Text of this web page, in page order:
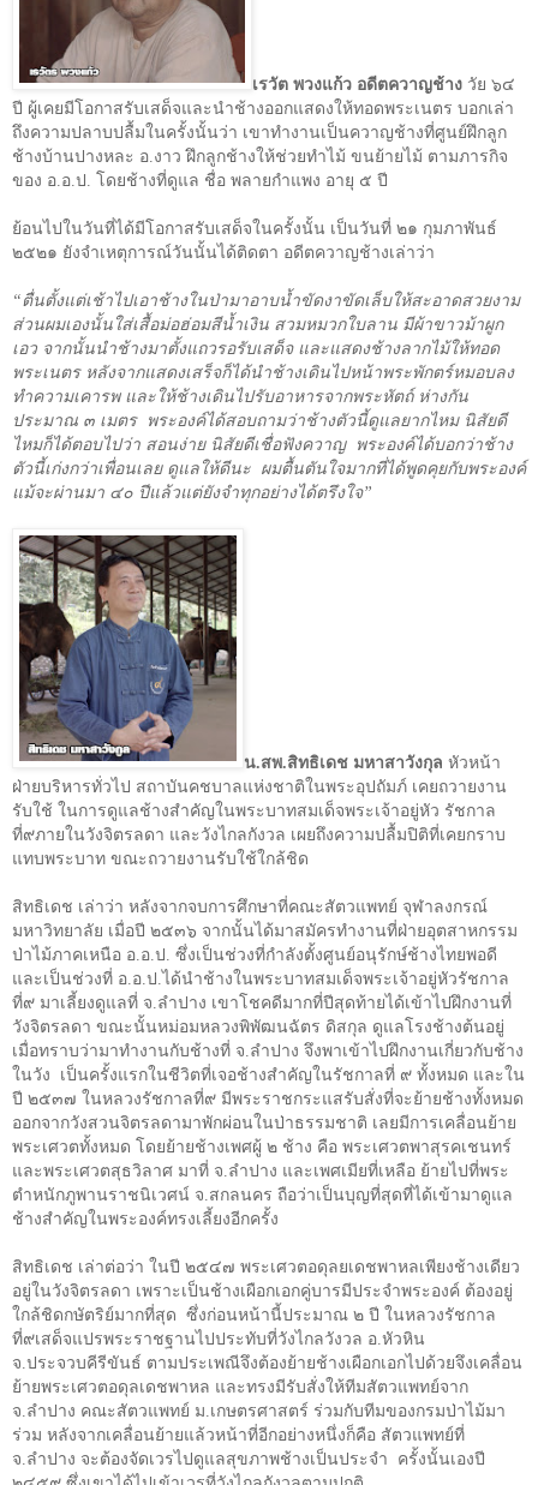
เรวัต พวงแก้ว อดีตควาญช้าง วัย ๖๔
ปี ผู้เคยมีโอกาสรับเสด็จและนำช้างออกแสดงให้ทอดพระเนตร บอกเล่า
ถึงความปลาบปลื้มในครั้งนั้นว่า เขาทำงานเป็นควาญช้างที่ศูนย์ฝึกลูก
ช้างบ้านปางหละ อ.งาว ฝึกลูกช้างให้ช่วยทำไม้ ขนย้ายไม้ ตามภารกิจ
ของ อ.อ.ป. โดยช้างที่ดูแล ชื่อ พลายกำแพง อายุ ๕ ปี
ย้อนไปในวันที่ได้มีโอกาสรับเสด็จในครั้งนั้น เป็นวันที่ ๒๑ กุมภาพันธ์
๒๕๒๑ ยังจำเหตุการณ์วันนั้นได้ติดตา อดีตควาญช้างเล่าว่า
“ตื่นตั้งแต่เช้าไปเอาช้างในป่ามาอาบน้ำขัดงาขัดเล็บให้สะอาดสวยงาม
ส่วนผมเองนั้นใส่เสื้อม่อฮ่อมสีน้ำเงิน สวมหมวกใบลาน มีผ้าขาวม้าผูก
เอว จากนั้นนำช้างมาตั้งแถวรอรับเสด็จ และแสดงช้างลากไม้ให้ทอด
พระเนตร หลังจากแสดงเสร็จก็ได้นำช้างเดินไปหน้าพระพักตร์หมอบลง
ทำความเคารพ และให้ช้างเดินไปรับอาหารจากพระหัตถ์ ห่างกัน
ประมาณ ๓ เมตร
พระองค์ได้สอบถามว่าช้างตัวนี้ดูแลยากไหม นิสัยดี
ไหมก็ได้ตอบไปว่า สอนง่าย นิสัยดีเชื่อฟังควาญ
พระองค์ได้บอกว่าช้าง
ตัวนี้เก่งกว่าเพื่อนเลย ดูแลให้ดีนะ ผมตื้นตันใจมากที่ได้พูดคุยกับพระองค์
แม้จะผ่านมา ๔๐ ปีแล้วแต่ยังจำทุกอย่างได้ตรึงใจ”
น.สพ.สิทธิเดช มหาสาวังกุล หัวหน้า
ฝ่ายบริหารทั่วไป สถาบันคชบาลแห่งชาติในพระอุปถัมภ์ เคยถวายงาน
รับใช้ ในการดูแลช้างสำคัญในพระบาทสมเด็จพระเจ้าอยู่หัว รัชกาล
ที่๙ภายในวังจิตรลดา และวังไกลกังวล เผยถึงความปลื้มปิติที่เคยกราบ
แทบพระบาท ขณะถวายงานรับใช้ใกล้ชิด
สิทธิเดช เล่าว่า หลังจากจบการศึกษาที่คณะสัตวแพทย์ จุฬาลงกรณ์
มหาวิทยาลัย เมื่อปี ๒๕๓๖ จากนั้นได้มาสมัครทำงานที่ฝ่ายอุตสาหกรรม
ป่าไม้ภาคเหนือ อ.อ.ป. ซึ่งเป็นช่วงที่กำลังตั้งศูนย์อนุรักษ์ช้างไทยพอดี
และเป็นช่วงที่ อ.อ.ป.ได้นำช้างในพระบาทสมเด็จพระเจ้าอยู่หัวรัชกาล
ที่๙ มาเลี้ยงดูแลที่ จ.ลำปาง เขาโชคดีมากที่ปีสุดท้ายได้เข้าไปฝึกงานที่
วังจิตรลดา ขณะนั้นหม่อมหลวงพิพัฒนฉัตร ดิสกุล ดูแลโรงช้างต้นอยู่
เมื่อทราบว่ามาทำงานกับช้างที่ จ.ลำปาง จึงพาเข้าไปฝึกงานเกี่ยวกับช้าง
ในวัง
เป็นครั้งแรกในชีวิตที่เจอช้างสำคัญในรัชกาลที่ ๙ ทั้งหมด และใน
ปี ๒๕๓๗ ในหลวงรัชกาลที่๙ มีพระราชกระแสรับสั่งที่จะย้ายช้างทั้งหมด
ออกจากวังสวนจิตรลดามาพักผ่อนในป่าธรรมชาติ เลยมีการเคลื่อนย้าย
พระเศวตทั้งหมด โดยย้ายช้างเพศผู้ ๒ ช้าง คือ พระเศวตพาสุรคเชนทร์
และพระเศวตสุธวิลาศ มาที่ จ.ลำปาง และเพศเมียที่เหลือ ย้ายไปที่พระ
ตำหนักภูพานราชนิเวศน์ จ.สกลนคร ถือว่าเป็นบุญที่สุดที่ได้เข้ามาดูแล
ช้างสำคัญในพระองค์ทรงเลี้ยงอีกครั้ง
สิทธิเดช เล่าต่อว่า ในปี ๒๕๔๗ พระเศวตอดุลยเดชพาหลเพียงช้างเดียว
อยู่ในวังจิตรลดา เพราะเป็นช้างเผือกเอกคู่บารมีประจำพระองค์ ต้องอยู่
ใกล้ชิดกษัตริย์มากที่สุด ซึ่งก่อนหน้านี้ประมาณ ๒ ปี ในหลวงรัชกาล
ที่๙เสด็จแปรพระราชฐานไปประทับที่วังไกลวังวล อ.หัวหิน
จ.ประจวบคีรีขันธ์ ตามประเพณีจึงต้องย้ายช้างเผือกเอกไปด้วยจึงเคลื่อน
ย้ายพระเศวตอดุลเดชพาหล และทรงมีรับสั่งให้ทีมสัตวแพทย์จาก
จ.ลำปาง คณะสัตวแพทย์ ม.เกษตรศาสตร์ ร่วมกับทีมของกรมป่าไม้มา
ร่วม หลังจากเคลื่อนย้ายแล้วหน้าที่อีกอย่างหนึ่งก็คือ สัตวแพทย์ที่
จ.ลำปาง จะต้องจัดเวรไปดูแลสุขภาพช้างเป็นประจำ
ครั้งนั้นเองปี